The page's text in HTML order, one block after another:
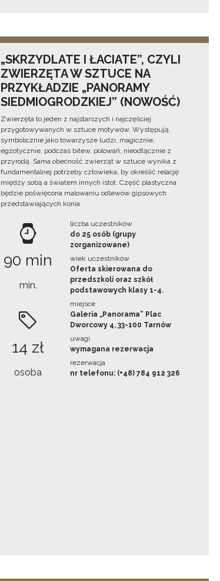
„SKRZYDLATE I ŁACIATE”, CZYLI
ZWIERZĘTA W SZTUCE NA
PRZYKŁADZIE „PANORAMY
SIEDMIOGRODZKIEJ” (NOWOŚĆ)
Zwierzęta to jeden z najstarszych i najczęściej
przygotowywanych w sztuce motywów. Występują
symbolicznie jako towarzysze ludzi, magicznie,
egzotycznie, podczas bitew, polowań, nieodłącznie z
przyrodą. Sama obecność zwierząt w sztuce wynika z
fundamentalnej potrzeby człowieka, by określić relację
między sobą a światem innych istot. Część plastyczna
będzie poświęcona malowaniu odlewów gipsowych
przedstawiających konia.
90 min
min.
14 zł
osoba
liczba uczestników
do 25 osób (grupy
zorganizowane)
wiek uczestników
Oferta skierowana do
przedszkoli oraz szkół
podstawowych klasy 1-4.
miejsce
Galeria „Panorama” Plac
Dworcowy 4, 33-100 Tarnów
uwagi
wymagana rezerwacja
rezerwacja
nr telefonu: (+48) 784 912 326